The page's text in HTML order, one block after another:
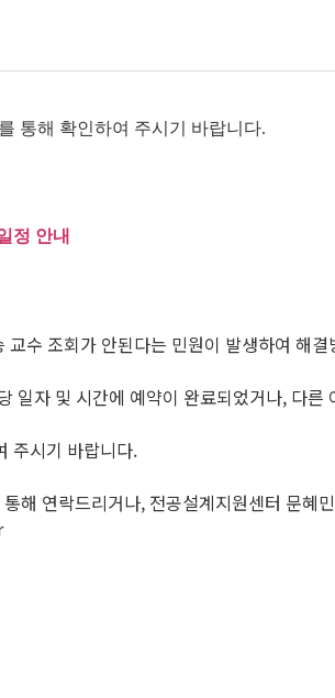
통해 확인하여 주시기 바랍니다.
정 안내
수 조회가 안된다는 민원이 발생하여 해
일자 및 시간에 예약이 완료되었거나, 다
주시기 바랍니다.
해 연락드리거나, 전공설계지원센터 문혜